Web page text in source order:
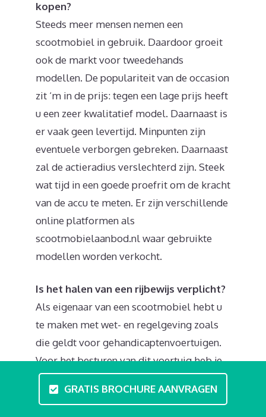
kopen?
Steeds meer mensen nemen een
scootmobiel in gebruik. Daardoor groeit
ook de markt voor tweedehands
modellen. De populariteit van de occasion
zit ‘m in de prijs: tegen een lage prijs heeft
u een zeer kwalitatief model. Daarnaast is
er vaak geen levertijd. Minpunten zijn
eventuele verborgen gebreken. Daarnaast
zal de actieradius verslechterd zijn. Steek
wat tijd in een goede proefrit om de kracht
van de accu te meten. Er zijn verschillende
online platformen als
scootmobielaanbod.nl waar gebruikte
modellen worden verkocht.
Is het halen van een rijbewijs verplicht?
Als eigenaar van een scootmobiel hebt u
te maken met wet- en regelgeving zoals
die geldt voor gehandicaptenvoertuigen.
Voor het besturen van dit voertuig heb je
dus geen rijbewijs of bromfietscertificaat
nodig. Er bestaan wel opties voor een
GRATIS BROCHURE AANVRAGEN